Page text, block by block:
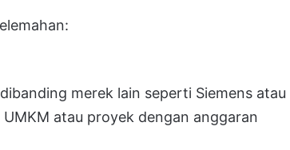
merek lain seperti Siemens atau
atau proyek dengan anggaran